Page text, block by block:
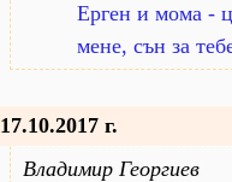
Ерген и мома -
мене, сън за
17.10.2017 г.
Владимир Георгиев